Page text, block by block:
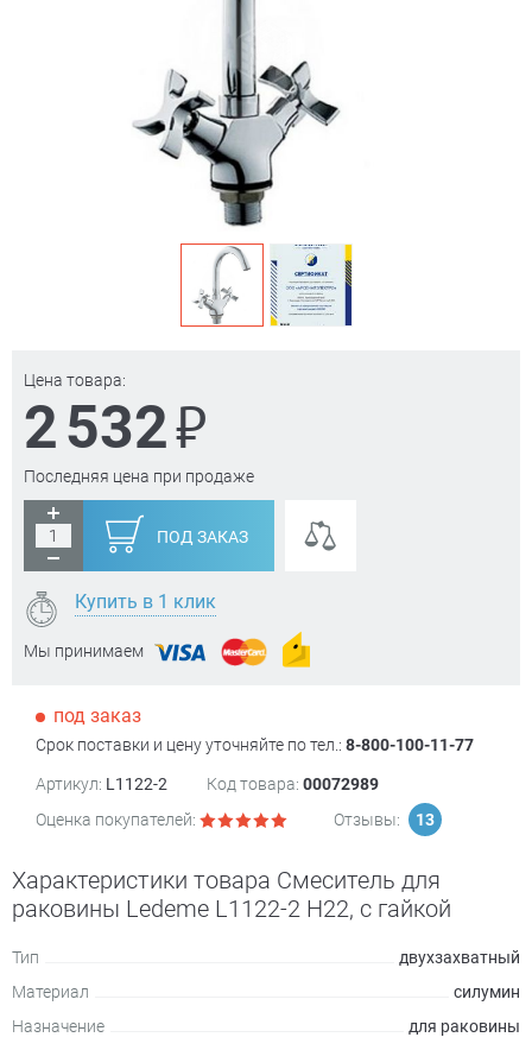
Цена товара:
2 532₽
Последняя цена при продаже
ПОД ЗАКАЗ
Купить в 1 клик
Мы принимаем
под заказ
Срок поставки и цену уточняйте по тел.: 8-800-100-11-77
Артикул: L1122-2 Код товара: 00072989
Оценка покупателей:
Отзывы: 13
Характеристики товара Смеситель для
раковины Ledeme L1122-2 H22, с гайкой
Тип
двухзахватный
Материал
силумин
Назначение
для раковины